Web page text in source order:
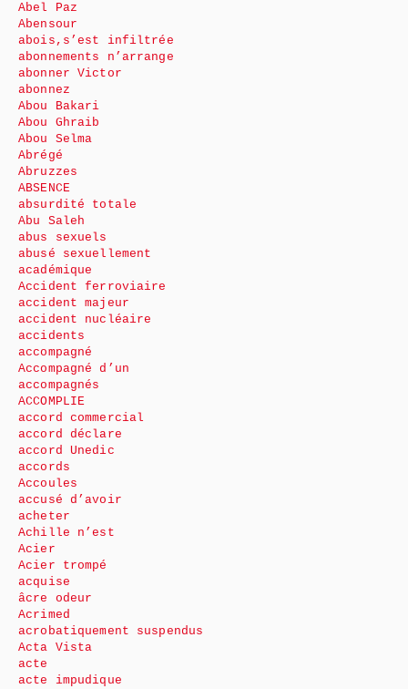
Abel Paz
Abensour
abois,s’est infiltrée
abonnements n’arrange
abonner Victor
abonnez
Abou Bakari
Abou Ghraib
Abou Selma
Abrégé
Abruzzes
ABSENCE
absurdité totale
Abu Saleh
abus sexuels
abusé sexuellement
académique
Accident ferroviaire
accident majeur
accident nucléaire
accidents
accompagné
Accompagné d’un
accompagnés
ACCOMPLIE
accord commercial
accord déclare
accord Unedic
accords
Accoules
accusé d’avoir
acheter
Achille n’est
Acier
Acier trompé
acquise
âcre odeur
Acrimed
acrobatiquement suspendus
Acta Vista
acte
acte impudique